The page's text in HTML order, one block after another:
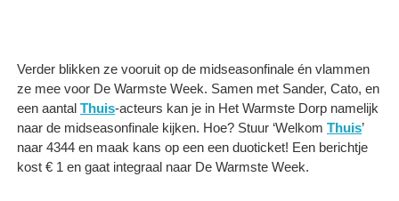
Verder blikken ze vooruit op de midseasonfinale én vlammen
ze mee voor De Warmste Week. Samen met Sander, Cato, en
een aantal Thuis-acteurs kan je in Het Warmste Dorp namelijk
naar de midseasonfinale kijken. Hoe? Stuur ‘Welkom Thuis’
naar 4344 en maak kans op een een duoticket! Een berichtje
kost € 1 en gaat integraal naar De Warmste Week.